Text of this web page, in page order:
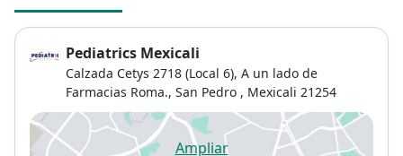
Pediatrics Mexicali
Calzada Cetys 2718 (Local 6), A un lado de
Farmacias Roma., San Pedro , Mexicali 21254
Ampliar